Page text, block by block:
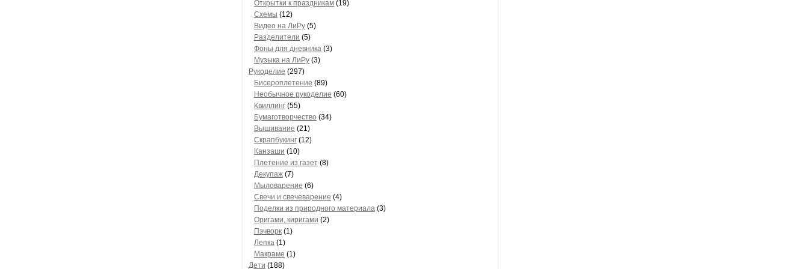
Открытки к праздникам (19)
Схемы (12)
Видео на ЛиРу (5)
Разделители (5)
Фоны для дневника (3)
Музыка на ЛиРу (3)
Рукоделие (297)
Бисероплетение (89)
Необычное рукоделие (60)
Квиллинг (55)
Бумаготворчество (34)
Вышивание (21)
Скрапбукинг (12)
Канзаши (10)
Плетение из газет (8)
Декупаж (7)
Мыловарение (6)
Свечи и свечеварение (4)
Поделки из природного материала (3)
Оригами, киригами (2)
Пэчворк (1)
Лепка (1)
Макраме (1)
Дети (188)